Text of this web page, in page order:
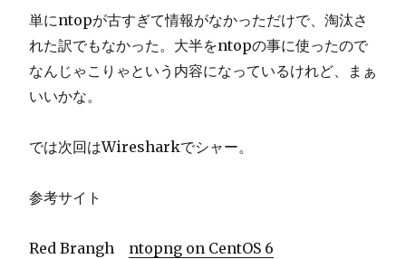
単にntopが古すぎて情報がなかっただけで、淘汰さ
れた訳でもなかった。大半をntopの事に使ったので
なんじゃこりゃという内容になっているけれど、まぁ
いいかな。
では次回はWiresharkでシャー。
参考サイト
Red Brangh ntopng on CentOS 6